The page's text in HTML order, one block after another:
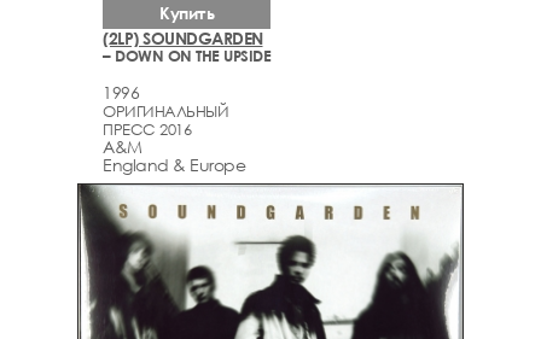
(2LP) SOUNDGARDEN
– DOWN ON THE UPSIDE
1996
ОРИГИНАЛЬНЫЙ
ПРЕСС 2016
A&M
England & Europe
Купить